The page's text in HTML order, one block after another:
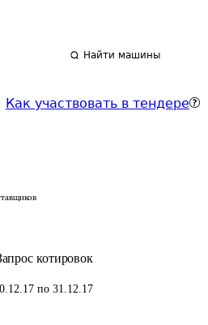
Найти машины
Как участвовать в тендере
котировок
по 31.12.17